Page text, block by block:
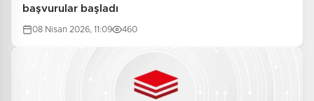
başvurular başladı
08 Nisan 2026, 11:09 460